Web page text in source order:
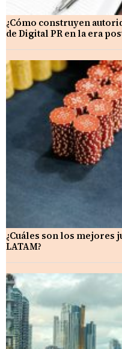
¿Cómo construyen
de Digital PR en la era
¿Cuáles son los mejores
LATAM?